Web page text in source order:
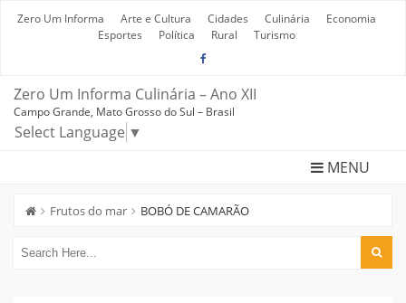
Zero Um Informa Arte e Cultura Cidades Culinária
Economia
Esportes
Política Rural Turismo
Zero Um Informa Culinária – Ano XII
Campo Grande, Mato Grosso do Sul – Brasil
Select Language ▼
MENU
Frutos do mar BOBÓ DE CAMARÃO